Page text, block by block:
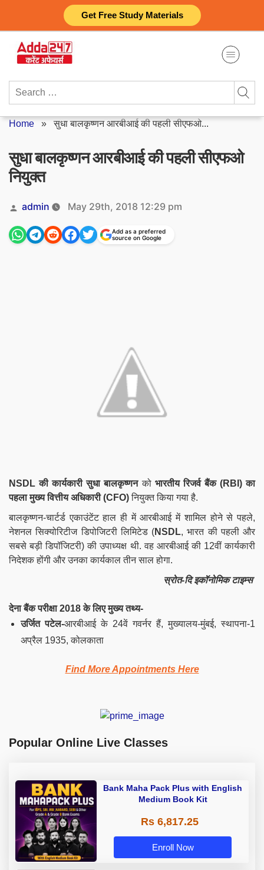
Get Free Study Materials
content
Search
Home »सुधा बालकृष्णन आरबीआई की पहली सीएफओ...
सुधा बालकृष्णन आरबीआई की पहली सीएफओ
नियुक्त
Posted
by
admin May 29th, 2018 12:29 pm
Add as a preferred
source on Google
NSDL की कार्यकारी सुधा बालकृष्णनको भारतीय रिजर्व बैंक (RBI ) का
पहला मुख्य वित्तीय अधिकारी (CFO)नियुक्त किया गया है.
बालकृष्णन-चार्टर्ड एकाउंटेंट हाल ही में आरबीआई में शामिल होने से पहले,
नेशनल सिक्योरिटीज डिपोजिटरी लिमिटेड (NSDL, भारत की पहली और
सबसे बड़ी डिपॉजिटरी) की उपाध्यक्ष थी. वह आरबीआई की 12वीं कार्यकारी
निदेशक होंगी और उनका कार्यकाल तीन साल होगा.
स्रोत-दि इकॉनोमिक टाइम्स
देना बैंक परीक्षा 2018 के लिए मुख्य तथ्य-
उर्जित पटेल-आरबीआई के 24वें गवर्नर हैं, मुख्यालय-मुंबई, स्थापना-1
अप्रैल 1935, कोलकाता
Find More Appointments Here
Popular Online Live Classes
Bank Maha Pack Plus with English
Medium Book Kit
Rs 6,817.25
Enroll Now